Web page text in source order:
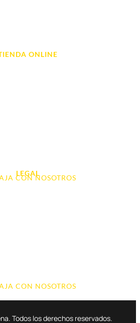
ONLINE
LEGAL
CON NOSOTROS
CON NOSOTROS
Todos los derechos reservados.